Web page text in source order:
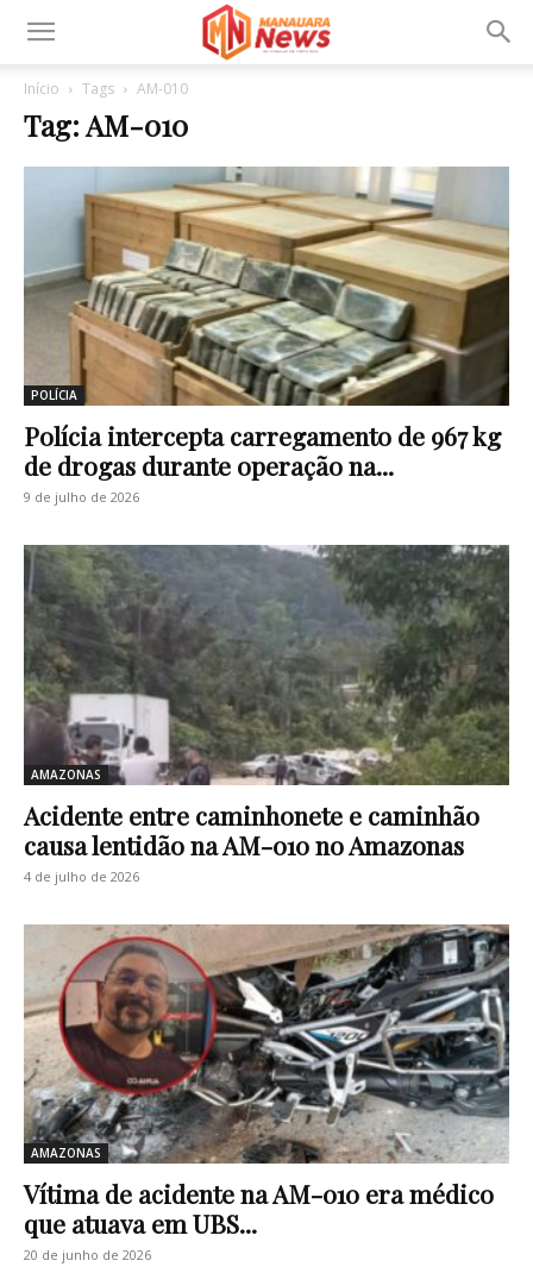
Início Tags AM-010
Tag: AM-010
POLÍCIA
Polícia intercepta carregamento de 967 kg
de drogas durante operação na...
9 de julho de 2026
AMAZONAS
Acidente entre caminhonete e caminhão
causa lentidão na AM-010 no Amazonas
4 de julho de 2026
AMAZONAS
Vítima de acidente na AM-010 era médico
que atuava em UBS...
20 de junho de 2026